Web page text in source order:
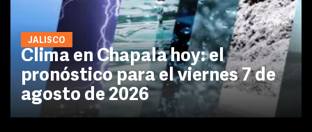
JALISCO
Clima en Chapala hoy: el
pronóstico para el viernes 7 de
agosto de 2026